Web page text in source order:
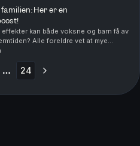
Her er en
kan både voksne og barn få av
Alle foreldre vet at mye
I denne episoden snur vi på
Ole Petter Hjelle er med ...
24